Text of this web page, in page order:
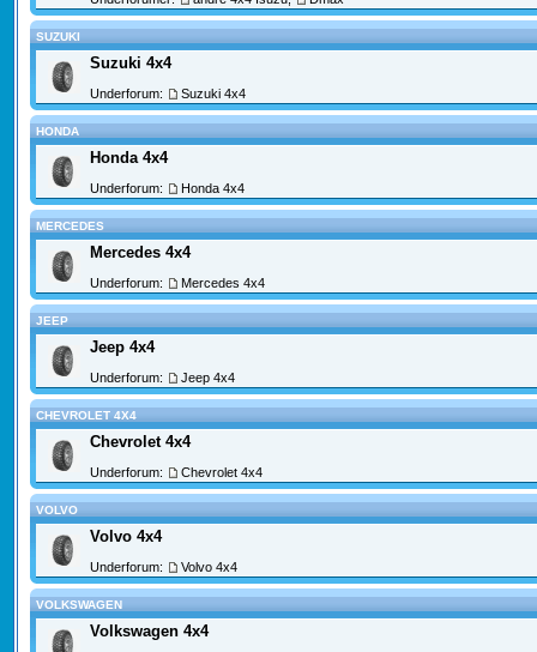
SUZUKI
Suzuki 4x4
Underforum: Suzuki 4x4
HONDA
Honda 4x4
Underforum: Honda 4x4
MERCEDES
Mercedes 4x4
Underforum: Mercedes 4x4
JEEP
Jeep 4x4
Underforum: Jeep 4x4
CHEVROLET 4X4
Chevrolet 4x4
Underforum: Chevrolet 4x4
VOLVO
Volvo 4x4
Underforum: Volvo 4x4
VOLKSWAGEN
Volkswagen 4x4